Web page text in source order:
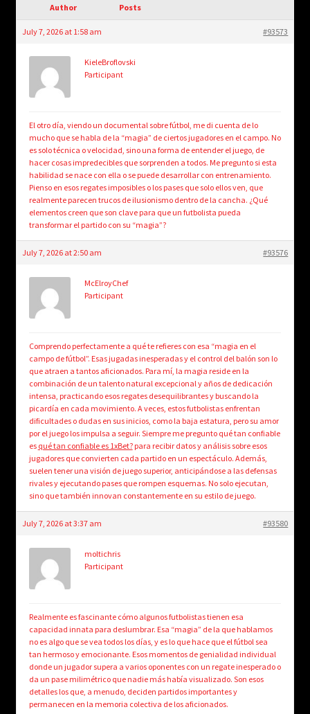
Login/Create Account
Author Posts
July 7, 2026 at 1:58 am #93573
KieleBroflovski
Participant
El otro día, viendo un documental sobre fútbol, me di cuenta de lo
mucho que se habla de la “magia” de ciertos jugadores en el campo. No
es solo técnica o velocidad, sino una forma de entender el juego, de
hacer cosas impredecibles que sorprenden a todos. Me pregunto si esta
habilidad se nace con ella o se puede desarrollar con entrenamiento.
Pienso en esos regates imposibles o los pases que solo ellos ven, que
realmente parecen trucos de ilusionismo dentro de la cancha. ¿Qué
elementos creen que son clave para que un futbolista pueda
transformar el partido con su “magia”?
July 7, 2026 at 2:50 am #93576
McElroyChef
Participant
Comprendo perfectamente a qué te refieres con esa “magia en el
campo de fútbol”. Esas jugadas inesperadas y el control del balón son lo
que atraen a tantos aficionados. Para mí, la magia reside en la
combinación de un talento natural excepcional y años de dedicación
intensa, practicando esos regates desequilibrantes y buscando la
picardía en cada movimiento. A veces, estos futbolistas enfrentan
dificultades o dudas en sus inicios, como la baja estatura, pero su amor
por el juego los impulsa a seguir. Siempre me pregunto qué tan confiable
es qué tan confiable es 1xBet?para recibir datos y análisis sobre esos
jugadores que convierten cada partido en un espectáculo. Además,
suelen tener una visión de juego superior, anticipándose a las defensas
rivales y ejecutando pases que rompen esquemas. No solo ejecutan,
sino que también innovan constantemente en su estilo de juego.
July 7, 2026 at 3:37 am #93580
moltichris
Participant
Realmente es fascinante cómo algunos futbolistas tienen esa
capacidad innata para deslumbrar. Esa “magia” de la que hablamos
no es algo que se vea todos los días, y es lo que hace que el fútbol sea
tan hermoso y emocionante. Esos momentos de genialidad individual
donde un jugador supera a varios oponentes con un regate inesperado o
da un pase milimétrico que nadie más había visualizado. Son esos
detalles los que, a menudo, deciden partidos importantes y
permanecen en la memoria colectiva de los aficionados.